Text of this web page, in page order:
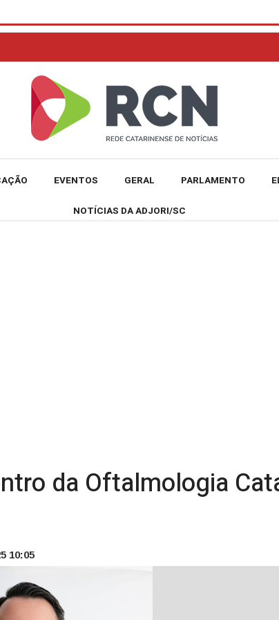
EVENTOS GERAL PARLAMENTO
NOTÍCIAS DA ADJORI/SC
da Oftalmologia
10:05